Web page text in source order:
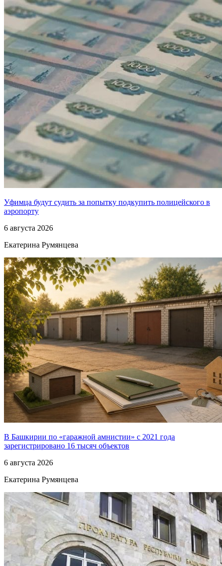
Уфимца будут судить за попытку подкупить полицейского в
аэропорту
6 августа 2026
Екатерина Румянцева
В Башкирии по «гаражной амнистии» с 2021 года
зарегистрировано 16 тысяч объектов
6 августа 2026
Екатерина Румянцева